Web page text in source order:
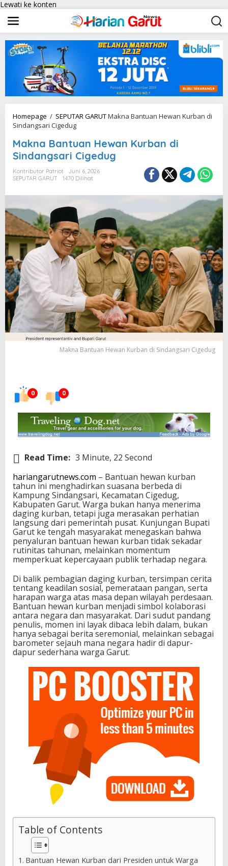
Lewati ke konten
Homepage / SEPUTAR GARUTMakna Bantuan Hewan Kurban di
Sindangsari Cigedug
Makna Bantuan Hewan Kurban di
Sindangsari Cigedug
Kontributor Patriot
Juni 6, 2026
SEPUTAR GARUT
1470 Dilihat
Makna Bantuan Hewan Kurban di Sindangsari Cigedug
0 0
Read Time: 3 Minute, 22 Second
hariangarutnews.com – Bantuan hewan kurban
tahun ini menghadirkan suasana berbeda di
Kampung Sindangsari, Kecamatan Cigedug,
Kabupaten Garut. Warga bukan hanya menerima
daging kurban, tetapi juga merasakan perhatian
langsung dari pemerintah pusat. Kunjungan Bupati
Garut ke tengah masyarakat menegaskan bahwa
penyaluran bantuan hewan kurban tidak sekadar
rutinitas tahunan, melainkan momentum
memperkuat kepercayaan publik terhadap negara.
Di balik pembagian daging kurban, tersimpan cerita
tentang keadilan sosial, pemerataan pangan, serta
harapan warga atas masa depan wilayah perdesaan.
Bantuan hewan kurban menjadi simbol kolaborasi
antara negara dan masyarakat. Dari sudut pandang
penulis, momen ini layak dibaca lebih dalam, bukan
hanya sebagai berita seremonial, melainkan sebagai
barometer sejauh mana negara hadir di dapur-
dapur sederhana warga Garut.
Table of Contents
Bantuan Hewan Kurban dari Presiden untuk Warga